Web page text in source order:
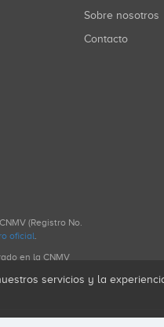
Sobre nosotros
Contacto
(Registro No.
oficial.
en la CNMV
servicios y la